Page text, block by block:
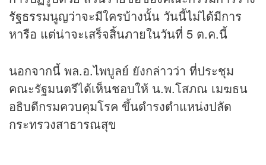
รัฐธรรมนูญว่าจะมีใครบ้างนั้น วันนี้ไม่ได้มีการ
หารือ แต่น่าจะเสร็จสิ้นภายในวันที่ 5 ต.ค.นี้
นอกจากนี้ พล.อ.ไพบูลย์ ยังกล่าวว่า ที่ประชุม
คณะรัฐมนตรีได้เห็นชอบให้ น.พ.โสภณ เมฆธน
อธิบดีกรมควบคุมโรค ขึ้นดำรงตำแหน่งปลัด
กระทรวงสาธารณสุข